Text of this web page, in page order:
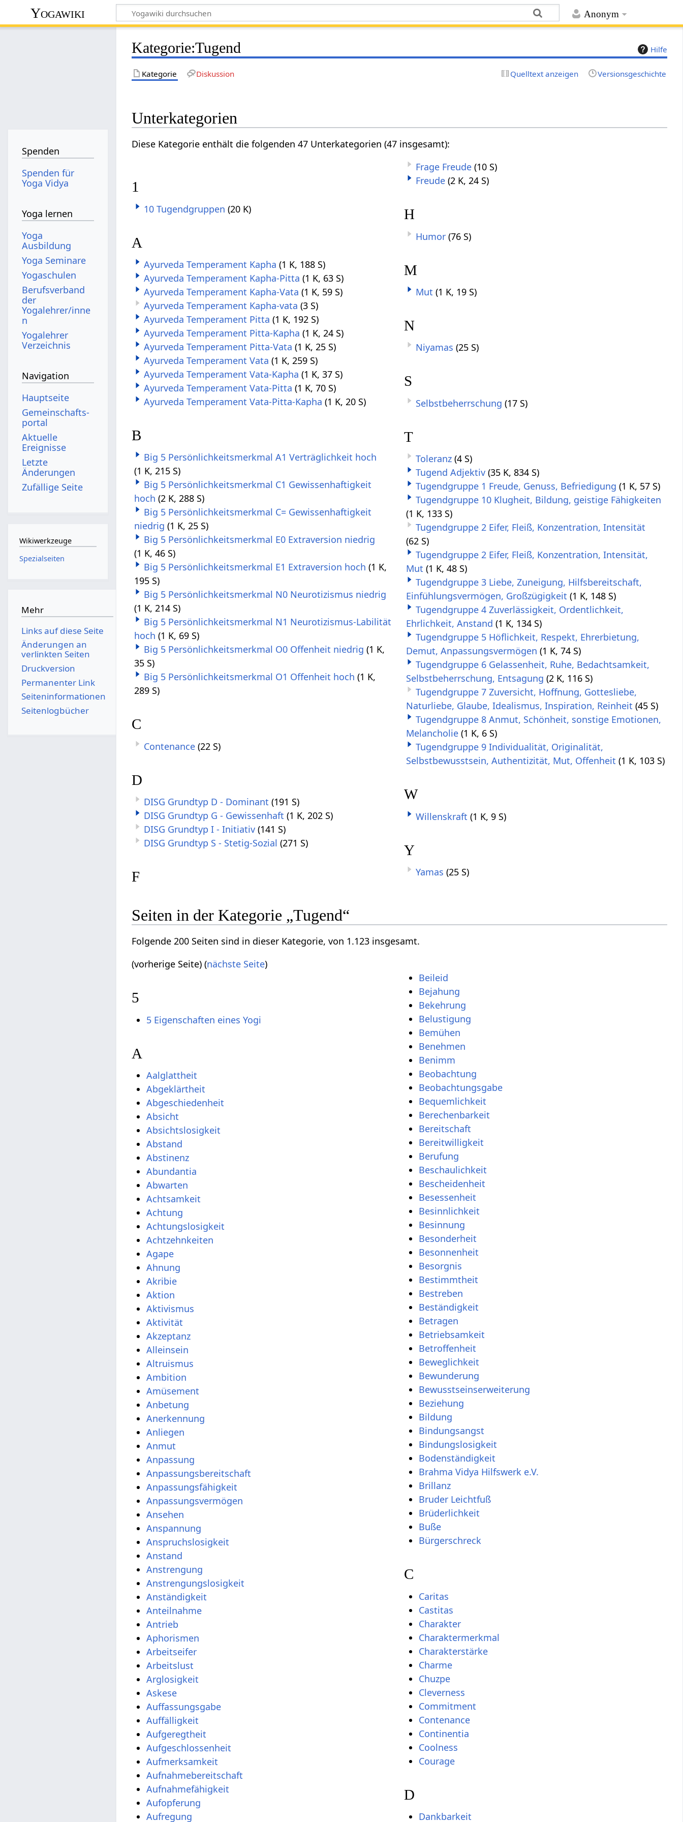
Anonym
Yogawiki
Hilfe
Kategorie:Tugend
Kategorie Diskussion Quelltext anzeigen Versionsgeschichte
Unterkategorien
Diese Kategorie enthält die folgenden 47 Unterkategorien (47 insgesamt):
1
10 Tugendgruppen (20 K)
A
Ayurveda Temperament Kapha (1 K, 188 S)
Ayurveda Temperament Kapha-Pitta (1 K, 63 S)
Ayurveda Temperament Kapha-Vata (1 K, 59 S)
Ayurveda Temperament Kapha-vata (3 S)
Ayurveda Temperament Pitta (1 K, 192 S)
Ayurveda Temperament Pitta-Kapha (1 K, 24 S)
Ayurveda Temperament Pitta-Vata (1 K, 25 S)
Ayurveda Temperament Vata (1 K, 259 S)
Ayurveda Temperament Vata-Kapha (1 K, 37 S)
Ayurveda Temperament Vata-Pitta (1 K, 70 S)
Ayurveda Temperament Vata-Pitta-Kapha (1 K, 20 S)
B
Big 5 Persönlichkeitsmerkmal A1 Verträglichkeit hoch
(1 K, 215 S)
Big 5 Persönlichkeitsmerkmal C1 Gewissenhaftigkeit
hoch (2 K, 288 S)
Big 5 Persönlichkeitsmerkmal C= Gewissenhaftigkeit
niedrig (1 K, 25 S)
Big 5 Persönlichkeitsmerkmal E0 Extraversion niedrig
(1 K, 46 S)
Big 5 Persönlichkeitsmerkmal E1 Extraversion hoch (1 K,
195 S)
Big 5 Persönlichkeitsmerkmal N0 Neurotizismus niedrig
(1 K, 214 S)
Big 5 Persönlichkeitsmerkmal N1 Neurotizismus-Labilität
hoch (1 K, 69 S)
Big 5 Persönlichkeitsmerkmal O0 Offenheit niedrig (1 K,
35 S)
Big 5 Persönlichkeitsmerkmal O1 Offenheit hoch (1 K,
289 S)
C
Contenance (22 S)
D
DISG Grundtyp D - Dominant (191 S)
DISG Grundtyp G - Gewissenhaft (1 K, 202 S)
DISG Grundtyp I - Initiativ (141 S)
DISG Grundtyp S - Stetig-Sozial (271 S)
F
Frage Freude (10 S)
Freude (2 K, 24 S)
H
Humor (76 S)
M
Mut (1 K, 19 S)
N
Niyamas (25 S)
S
Selbstbeherrschung (17 S)
T
Toleranz (4 S)
Tugend Adjektiv (35 K, 834 S)
Tugendgruppe 1 Freude, Genuss, Befriedigung (1 K, 57 S)
Tugendgruppe 10 Klugheit, Bildung, geistige Fähigkeiten
(1 K, 133 S)
Tugendgruppe 2 Eifer, Fleiß, Konzentration, Intensität
(62 S)
Tugendgruppe 2 Eifer, Fleiß, Konzentration, Intensität,
Mut (1 K, 48 S)
Tugendgruppe 3 Liebe, Zuneigung, Hilfsbereitschaft,
Einfühlungsvermögen, Großzügigkeit (1 K, 148 S)
Tugendgruppe 4 Zuverlässigkeit, Ordentlichkeit,
Ehrlichkeit, Anstand (1 K, 134 S)
Tugendgruppe 5 Höflichkeit, Respekt, Ehrerbietung,
Demut, Anpassungsvermögen (1 K, 74 S)
Tugendgruppe 6 Gelassenheit, Ruhe, Bedachtsamkeit,
Selbstbeherrschung, Entsagung (2 K, 116 S)
Tugendgruppe 7 Zuversicht, Hoffnung, Gottesliebe,
Naturliebe, Glaube, Idealismus, Inspiration, Reinheit (45 S)
Tugendgruppe 8 Anmut, Schönheit, sonstige Emotionen,
Melancholie (1 K, 6 S)
Tugendgruppe 9 Individualität, Originalität,
Selbstbewusstsein, Authentizität, Mut, Offenheit (1 K, 103 S)
W
Willenskraft (1 K, 9 S)
Y
Yamas (25 S)
Seiten in der Kategorie „Tugend“
Folgende 200 Seiten sind in dieser Kategorie, von 1.123 insgesamt.
(vorherige Seite) (nächste Seite)
5
5 Eigenschaften eines Yogi
A
Aalglattheit
Abgeklärtheit
Abgeschiedenheit
Absicht
Absichtslosigkeit
Abstand
Abstinenz
Abundantia
Abwarten
Achtsamkeit
Achtung
Achtungslosigkeit
Achtzehnkeiten
Agape
Ahnung
Akribie
Aktion
Aktivismus
Aktivität
Akzeptanz
Alleinsein
Altruismus
Ambition
Amüsement
Anbetung
Anerkennung
Anliegen
Anmut
Anpassung
Anpassungsbereitschaft
Anpassungsfähigkeit
Anpassungsvermögen
Ansehen
Anspannung
Anspruchslosigkeit
Anstand
Anstrengung
Anstrengungslosigkeit
Anständigkeit
Anteilnahme
Antrieb
Aphorismen
Arbeitseifer
Arbeitslust
Arglosigkeit
Askese
Auffassungsgabe
Auffälligkeit
Aufgeregtheit
Aufgeschlossenheit
Aufmerksamkeit
Aufnahmebereitschaft
Aufnahmefähigkeit
Aufopferung
Aufregung
Beileid
Bejahung
Bekehrung
Belustigung
Bemühen
Benehmen
Benimm
Beobachtung
Beobachtungsgabe
Bequemlichkeit
Berechenbarkeit
Bereitschaft
Bereitwilligkeit
Berufung
Beschaulichkeit
Bescheidenheit
Besessenheit
Besinnlichkeit
Besinnung
Besonderheit
Besonnenheit
Besorgnis
Bestimmtheit
Bestreben
Beständigkeit
Betragen
Betriebsamkeit
Betroffenheit
Beweglichkeit
Bewunderung
Bewusstseinserweiterung
Beziehung
Bildung
Bindungsangst
Bindungslosigkeit
Bodenständigkeit
Brahma Vidya Hilfswerk e.V.
Brillanz
Bruder Leichtfuß
Brüderlichkeit
Buße
Bürgerschreck
C
Caritas
Castitas
Charakter
Charaktermerkmal
Charakterstärke
Charme
Chuzpe
Cleverness
Commitment
Contenance
Continentia
Coolness
Courage
D
Dankbarkeit
Spenden
Spenden für
Yoga Vidya
Yoga lernen
Yoga
Ausbildung
Yoga Seminare
Yogaschulen
Berufsverband
der
Yogalehrer/inne
n
Yogalehrer
Verzeichnis
Navigation
Hauptseite
Gemeinschafts­
portal
Aktuelle
Ereignisse
Letzte
Änderungen
Zufällige Seite
Wikiwerkzeuge
Spezialseiten
Mehr
Links auf diese Seite
Änderungen an
verlinkten Seiten
Druckversion
Permanenter Link
Seiten­­informationen
Seitenlogbücher